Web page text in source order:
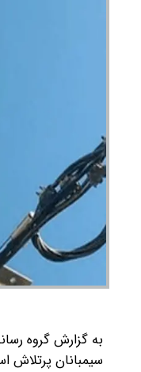
به گزارش گروه
سیمبانان پرتلاش